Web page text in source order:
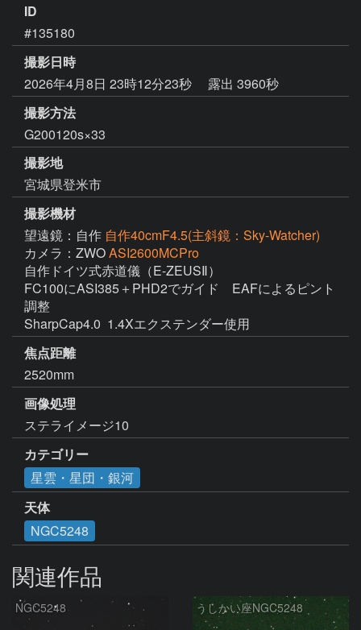
ID
#135180
撮影日時
2026年4月8日 23時12分23秒
露出 3960秒
撮影方法
G200120s×33
撮影地
宮城県登米市
撮影機材
望遠鏡：自作 自作40cmF4.5(主斜鏡：Sky-Watcher)
カメラ：ZWOASI2600MCPro
自作ドイツ式赤道儀（E-ZEUSⅡ）
FC100にASI385＋PHD2でガイド　EAFによるピント
調整
SharpCap4.0  1.4Xエクステンダー使用
焦点距離
2520mm
画像処理
カテゴリー
星雲・星団・銀河
天体
NGC5248
関連作品
NGC5248 うしかい座NGC5248